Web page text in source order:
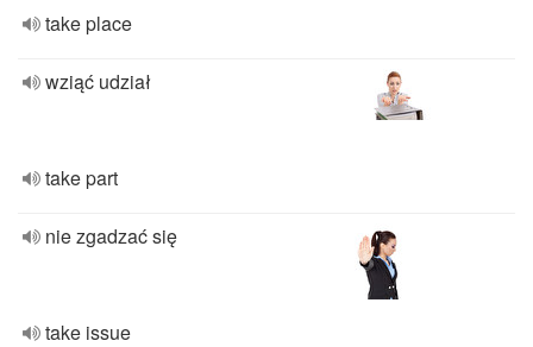
take place
wziąć udział
take part
nie zgadzać się
take issue